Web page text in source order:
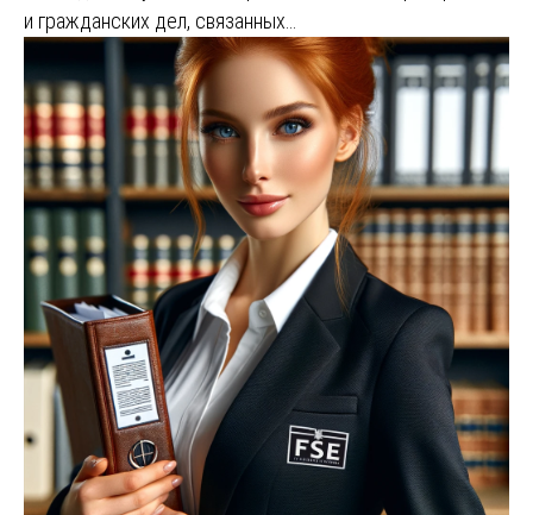
и гражданских дел, связанных…